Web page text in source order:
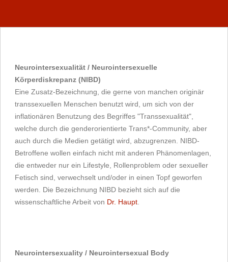
Neurointersexualität / Neurointersexuelle
Körperdiskrepanz (NIBD)
Eine Zusatz-Bezeichnung, die gerne von manchen originär
transsexuellen Menschen benutzt wird, um sich von der
inflationären Benutzung des Begriffes "Transsexualität",
welche durch die genderorientierte Trans*-Community, aber
auch durch die Medien getätigt wird, abzugrenzen. NIBD-
Betroffene wollen einfach nicht mit anderen Phänomenlagen,
die entweder nur ein Lifestyle, Rollenproblem oder sexueller
Fetisch sind, verwechselt und/oder in einen Topf geworfen
werden. Die Bezeichnung NIBD bezieht sich auf die
wissenschaftliche Arbeit von Dr. Haupt
Neurointersexuality / Neurointersexual Body